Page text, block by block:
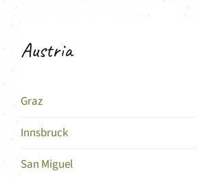
Austria
Graz
Innsbruck
San Miguel